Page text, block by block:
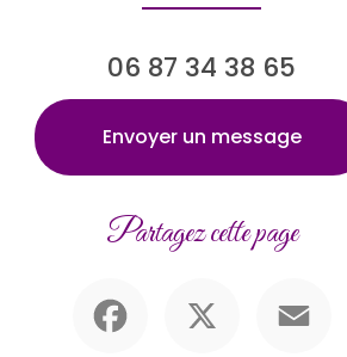
06 87 34 38 65
Envoyer un message
Partagez cette page